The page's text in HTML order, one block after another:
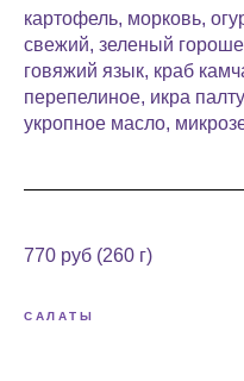
картофель, морковь,
свежий, зеленый
говяжий язык, краб
перепелиное, икра
укропное масло,
770 руб (260 г)
САЛАТЫ